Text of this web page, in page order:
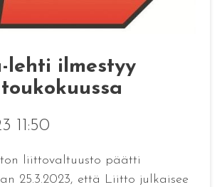
lehti ilmestyy
11:50
liittovaltuusto päätti
25.3.2023, että Liitto julkaisee